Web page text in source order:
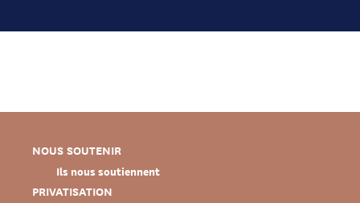
NOUS SOUTENIR
Ils nous soutiennent
PRIVATISATION